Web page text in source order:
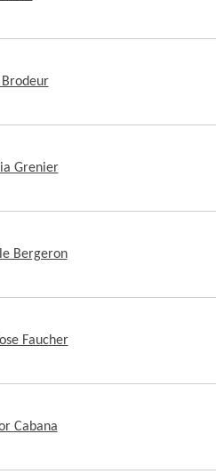
Grenier
Bergeron
Faucher
Cabana